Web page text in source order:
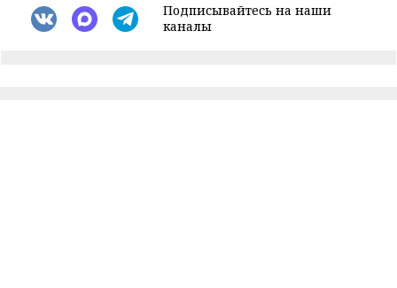
Подписывайтесь на наши
каналы